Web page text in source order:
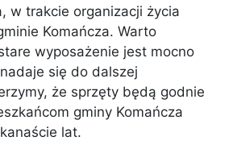
w trakcie organizacji życia
Komańcza. Warto
wyposażenie jest mocno
się do dalszej
że sprzęty będą godnie
gminy Komańcza
lat.